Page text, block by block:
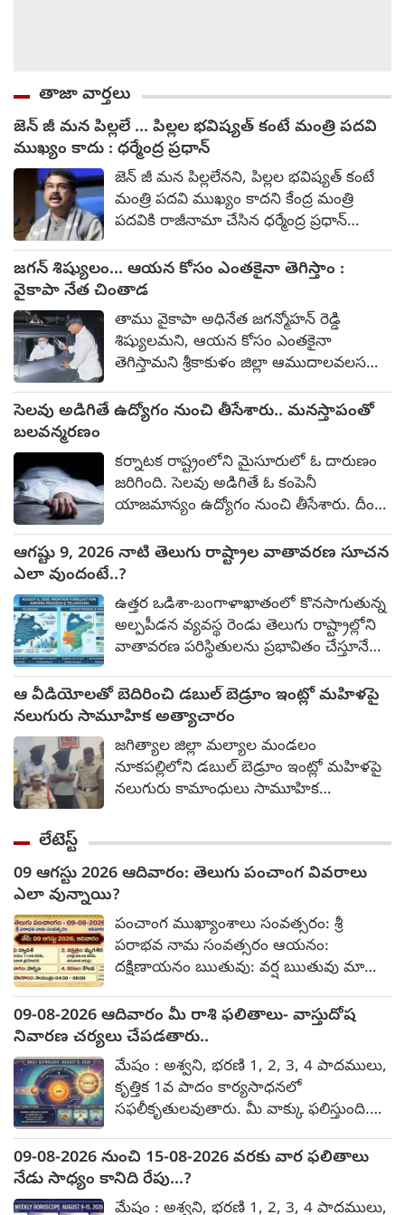
తాజా వార్తలు
జెన్ జీ మన పిల్లలే ... పిల్లల భవిష్యత్ కంటే మంత్రి పదవి
ముఖ్యం కాదు : ధర్మేంద్ర ప్రధాన్
జెన్ జీ మన పిల్లలేనని, పిల్లల భవిష్యత్ కంటే
మంత్రి పదవి ముఖ్యం కాదని కేంద్ర మంత్రి
పదవికి రాజీనామా చేసిన ధర్మేంద్ర ప్రధాన్
వ్యవహారంతో ఆయన మంత్రి పదవికి
రాజీనామా చేసిన విషయం తెల్సిందే. ఆ
తర్వాత ఆయన స్పందిస్తూ, నీట్ పేపర్ లీక్
వ్యవహారంపై జరిగిన ఆందోళనల్లో జెన్ జీని
కొందరు తప్పుదోవ పట్టించేందుకు
ప్రయత్నించారని ఆయన ఆరోపించారు.
జగన్ శిష్యులం... ఆయన కోసం ఎంతకైనా తెగిస్తాం :
వైకాపా నేత చింతాడ
తాము వైకాపా అధినేత జగన్మోహన్ రెడ్డి
శిష్యులమని, ఆయన కోసం ఎంతకైనా
తెగిస్తామని శ్రీకాకుళం జిల్లా ఆముదాలవలస
రవికుమార్ అన్నారు. గత నెల 30వ తేదీన
శ్రీకాకుళంలో బందోబస్తు విధుల్లో ఉన్న మహిళా
ఎస్ఐ ప్రవల్లిక పట్ల అనుచితంగా ప్రవర్తించిన
కేసులో ఆయన ప్రధాన నిందితుడు (ఏ1)గా
ఉన్న విషయం తెల్సిందే. ఈ ఘటనపై కేసు
నమోదు చేసిన నాటి నుంచి ఆయన పరారీలో
ఉన్నాడు.
సెలవు అడిగితే ఉద్యోగం నుంచి తీసేశారు.. మనస్తాపంతో
బలవన్మరణం
కర్నాటక రాష్ట్రంలోని మైసూరులో ఓ దారుణం
జరిగింది. సెలవు అడిగితే ఓ కంపెనీ
యాజమాన్యం ఉద్యోగం నుంచి తీసేశారు. దీంతో
చేసుకుంది. పై అధికారి వేధింపులు, మితిమీరిన
పని ఒత్తిడిని తట్టుకోలేక ఆ ఉద్యోగి
బలవన్మరణానికి పాల్పడింది. గత నాలుగు
నెలలుగా తనకు కనీసం వారంతపు సెలవు
కూడా ఇవ్వకుండా వేధించారని ఆరోపిస్తూ ఆమె
రాసిన ఆత్మహత్య లేఖ సోషల్ మీడియాలో
కలకలం రేపుతోంది. మైసూరులోని హినకల్
ప్రాంతంలో శనివారం ఈ ఘటన వెలుగు
చూసింది.
ఆగష్టు 9, 2026 నాటి తెలుగు రాష్ట్రాల వాతావరణ సూచన
ఎలా వుందంటే..?
ఉత్తర ఒడిశా-బంగాళాఖాతంలో కొనసాగుతున్న
అల్పపీడన వ్యవస్థ రెండు తెలుగు రాష్ట్రాల్లోని
వాతావరణ పరిస్థితులను ప్రభావితం చేస్తూనే
తేలికపాటి నుంచి మోస్తరు ఉరుములతో కూడిన
వర్షాలు, అక్కడక్కడా భారీ వర్షాలు కురిసే
అవకాశం ఉంది. ఆంధ్రప్రదేశ్ కోస్తా ఆంధ్రప్రదేశ్:
చెదురుమదురుగా ఉరుములతో కూడిన
మెరుపులతో మోస్తరు వర్షం. విశాఖపట్నం,
కాకినాడ, కోనసీమలలో ఆకాశం నిర్మలంగా
అవకాశం ఉంది.
ఆ వీడియోలతో బెదిరించి డబుల్ బెడ్రూం ఇంట్లో మహిళపై
నలుగురు సామూహిక అత్యాచారం
జగిత్యాల జిల్లా మల్యాల మండలం
నూకపల్లిలోని డబుల్ బెడ్రూం ఇంట్లో మహిళపై
నలుగురు కామాంధులు సామూహిక
సంబంధించిన వివరాలను వెల్లడించారు. బాధిత
మహిళ తనకు తెలిసిన వ్యక్తితో సన్నిహితంగా
వున్న సమయంలో నిందితుల్లో ఓ వ్యక్తి తన సెల్
ఫోనులో రికార్డ్ చేసాడు. అనంతరం ఆ
వీడియోను బాధిత మహిళకు చూపించి, తాము
చెప్పినట్లు వినకపోతే వీడియోను సామాజిక
మాధ్యమాల్లో పోస్ట్ చేస్తామని బెదిరించాడు.
నూకపల్లిలోని డబుల్ బెడ్రూం ఇళ్ల వద్దకు
అక్కడికి వెళ్లింది.
లేటెస్ట్
09 ఆగస్టు 2026 ఆదివారం: తెలుగు పంచాంగ వివరాలు
ఎలా వున్నాయి?
పంచాంగ ముఖ్యాంశాలు సంవత్సరం: శ్రీ
పరాభవ నామ సంవత్సరం ఆయనం:
దక్షిణాయనం ఋతువు: వర్ష ఋతువు మాసం:
తిథి - నక్షత్రం తిథి: ఏకాదశి ఉదయం 11:05
వరకు, తదనంతరం ద్వాదశి నక్షత్రం: మృగశిర
మధ్యాహ్నం 02:43 వరకు, తదనంతరం ఆరుద్ర
యోగం: హర్షణ రాత్రి 02:04 వరకు (ఆగస్టు 10
తెల్లవారుజామున) కరణం: బాలవ ఉదయం
11:05 వరకు, తదనంతరం కౌలవ
09-08-2026 ఆదివారం మీ రాశి ఫలితాలు- వాస్తుదోష
నివారణ చర్యలు చేపడతారు..
మేషం : అశ్వని, భరణి 1, 2, 3, 4 పాదములు,
కృత్తిక 1వ పాదం కార్యసాధనలో
సఫలీకృతులవుతారు. మీ వాక్కు ఫలిస్తుంది.
అదుపులో ఉండవు బాధ్యతలు స్వయంగా
చూసుకోండి. పత్రాలు, ఆభరణాలు జాగ్రత్త.
పనులు సానుకూలమవుతాయి. వివాదాలు
09-08-2026 నుంచి 15-08-2026 వరకు వార ఫలితాలు
నేడు సాధ్యం కానిది రేపు...?
మేషం : అశ్వని, భరణి 1, 2, 3, 4 పాదములు,